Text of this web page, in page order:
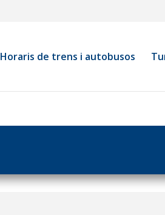
Horaris de trens i autobusos